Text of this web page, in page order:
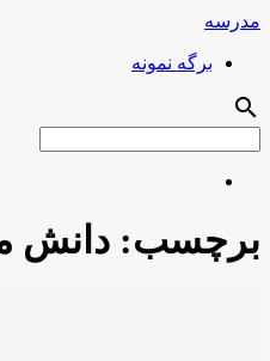
مدرسه
برگه نمونه
search
برچسب: دانش